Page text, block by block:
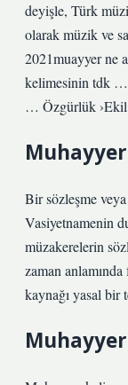
deyişle, Türk
olarak müzik ve
2021muayyer ne
kelimesinin tdk …
… Özgürlük
Bir sözleşme
Vasiyetnamenin
müzakerelerin
zaman
kaynağı yasal bir